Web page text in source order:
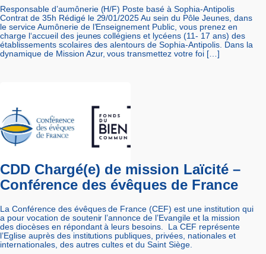
Responsable d’aumônerie (H/F) Poste basé à Sophia-Antipolis
Contrat de 35h Rédigé le 29/01/2025 Au sein du Pôle Jeunes, dans
le service Aumônerie de l’Enseignement Public, vous prenez en
charge l‘accueil des jeunes collégiens et lycéens (11- 17 ans) des
établissements scolaires des alentours de Sophia-Antipolis. Dans la
dynamique de Mission Azur, vous transmettez votre foi […]
CDD Chargé(e) de mission Laïcité –
Conférence des évêques de France
La Conférence des évêques de France (CEF) est une institution qui
a pour vocation de soutenir l’annonce de l’Evangile et la mission
des diocèses en répondant à leurs besoins. La CEF représente
l’Eglise auprès des institutions publiques, privées, nationales et
internationales, des autres cultes et du Saint Siège.